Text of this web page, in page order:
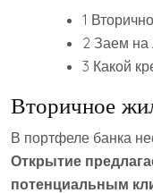
1
2 Заем
3 Какой
Вторичное
В портфеле банка
Открытие
потенциальным